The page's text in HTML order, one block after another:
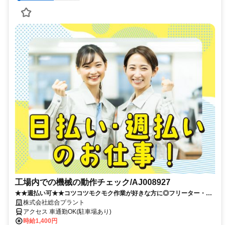
工場内での機械の動作チェック/AJ008927
★★週払い可★★コツコツモクモク作業が好きな方に◎フリーター・ブ
ランクある方歓迎
株式会社総合プラント
アクセス 車通勤OK(駐車場あり)
時給1,400円